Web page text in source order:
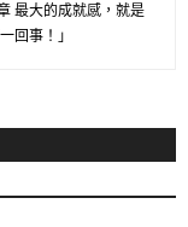
最大的成就感，就是
回事！」